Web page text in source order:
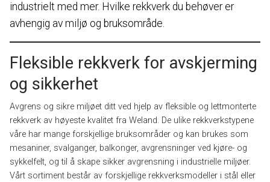
industrielt med mer. Hvilke rekkverk du behøver er
avhengig av miljø og bruksområde.
Fleksible rekkverk for avskjerming
og sikkerhet
Avgrens og sikre miljøet ditt ved hjelp av fleksible og lettmonterte
rekkverk av høyeste kvalitet fra Weland. De ulike rekkverkstypene
våre har mange forskjellige bruksområder og kan brukes som
mesaniner, svalganger, balkonger, avgrensninger ved kjøre- og
sykkelfelt, og til å skape sikker avgrensning i industrielle miljøer.
Vårt sortiment består av forskjellige rekkverksmodeller i stål eller